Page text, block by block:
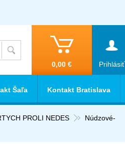
Prihlásiť
0,00 €
PROLI NEDES
Núdzové-
Šaľa Kontakt Bratislava